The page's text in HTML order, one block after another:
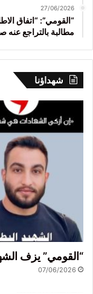
27/06/2026
مطالبة بالتراجع عنه
شهداؤنا
“القومي” يزف
07/06/2026